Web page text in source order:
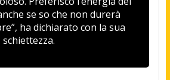
se so che non durerà
ha dichiarato con la sua